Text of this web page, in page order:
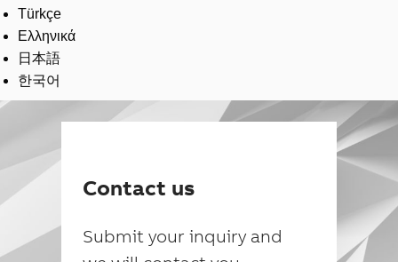
Türkçe
Ελληνικά
日本語
한국어
Contact us
Submit your inquiry and